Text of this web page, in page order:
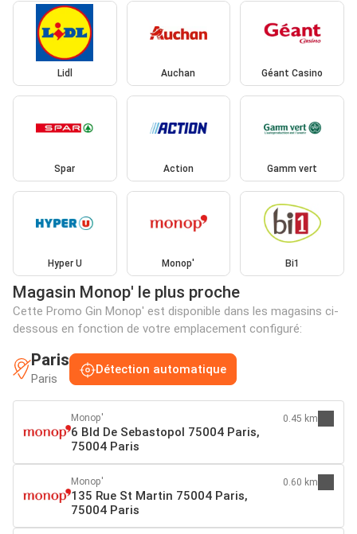
Lidl Auchan Géant Casino
Spar Action Gamm vert
Hyper U Monop' Bi1
Magasin Monop' le plus proche
Cette Promo Gin Monop' est disponible dans les magasins ci-
dessous en fonction de votre emplacement configuré:
Paris
Paris
Détection automatique
Monop'
6 Bld De Sebastopol 75004 Paris,
75004 Paris
0.45 km
Monop'
135 Rue St Martin 75004 Paris,
75004 Paris
0.60 km